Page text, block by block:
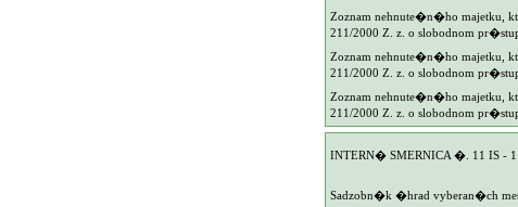
Zoznam nehnute�n�ho majetku,
211/2000 Z. z. o slobodnom
Zoznam nehnute�n�ho majetku,
211/2000 Z. z. o slobodnom
Zoznam nehnute�n�ho majetku,
211/2000 Z. z. o slobodnom
INTERN� SMERNICA �. 11 IS -
Sadzobn�k �hrad vyberan�ch